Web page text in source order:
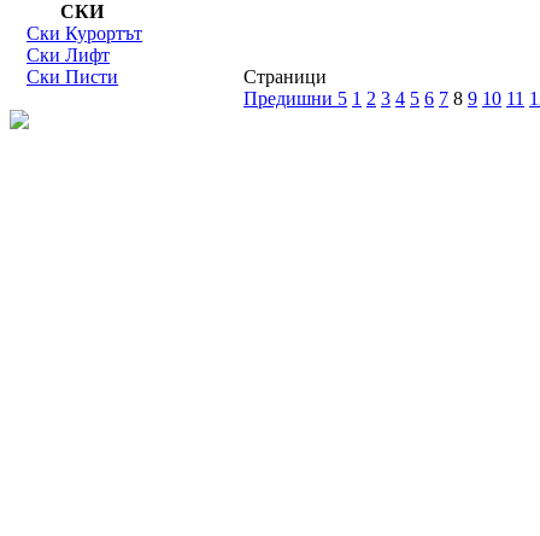
СКИ
Ски Курортът
Ски Лифт
Ски Писти
Страници
Предишни 5 1 2 3 4 5 6 7 8 9 10 11